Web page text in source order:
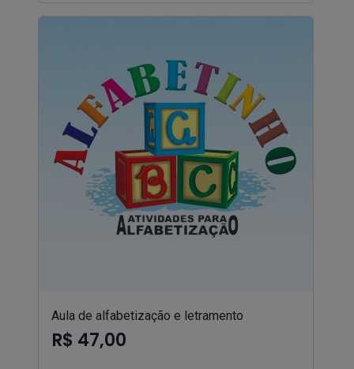
Aula de alfabetização e letramento
R$ 47,00